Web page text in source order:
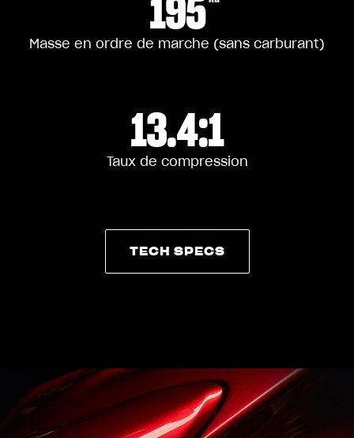
195
Masse en ordre de marche (sans carburant)
13.4:1
Taux de compression
TECH SPECS